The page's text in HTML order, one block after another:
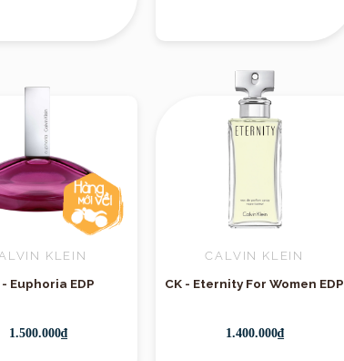
KLEIN
- Euphoria EDP
1.500.000₫
CALVIN KLEIN
CK - Eternity For Women EDP
1.400.000₫